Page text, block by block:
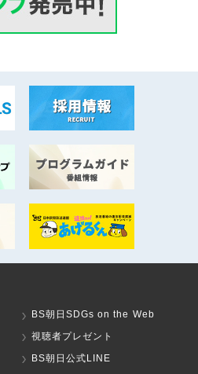
BS朝日SDGs on the Web
視聴者プレゼント
BS朝日公式LINE